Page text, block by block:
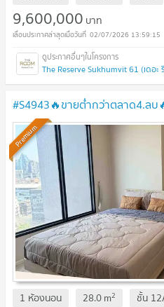
9,600,000 บาท
02/07/2026 13:59:15
The Reserve Sukhumvit 61 (เดอ
#S4943🔥ขายต่ำกว่าตลาด4.ลบ
Premium
1 ห้องนอน 28.0m2 ชั้น